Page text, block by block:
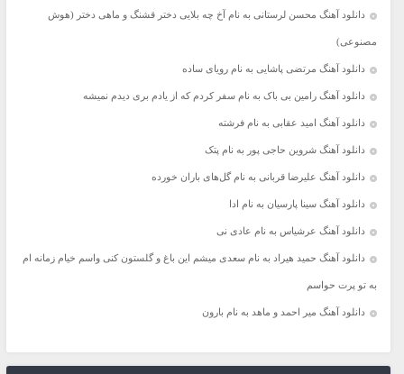
دانلود آهنگ محسن لرستانی به نام آخ چه بلایی دختر قشنگ و ماهی دختر (هوش
مصنوعی)
دانلود آهنگ مرتضی پاشایی به نام رویای ساده
دانلود آهنگ رامین بی باک به نام سفر کردم که از یادم بری دیدم نمیشه
دانلود آهنگ امید عقابی به نام فرشته
دانلود آهنگ شروین حاجی پور به نام پتک
دانلود آهنگ علیرضا قربانی به نام گل‌های باران خورده
دانلود آهنگ سینا پارسیان به نام ادا
دانلود آهنگ عرشیاس به نام عادی نی
دانلود آهنگ حمید هیراد به نام سعدی میشم این باغ و گلستون کنی واسم خیام زمانه ام
به تو پرت حواسم
دانلود آهنگ میر احمد و ماهد به نام بارون